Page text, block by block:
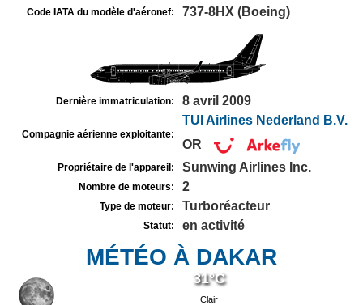
Code IATA du modèle d'aéronef: 737-8HX (Boeing)
Dernière immatriculation: 8 avril 2009
Compagnie aérienne exploitante:
TUI Airlines Nederland B.V.
OR
Propriétaire de l'appareil: Sunwing Airlines Inc.
Nombre de moteurs: 2
Type de moteur: Turboréacteur
Statut: en activité
MÉTÉO À DAKAR
31°C
Clair